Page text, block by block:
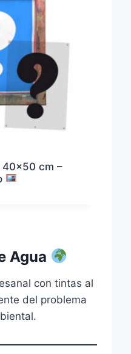
40×50 cm –
Agua
con tintas al
del problema